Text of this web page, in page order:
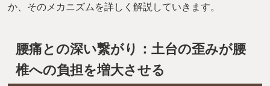
か、そのメカニズムを詳しく解説していきます。
腰痛との深い繋がり：土台の歪みが腰
椎への負担を増大させる